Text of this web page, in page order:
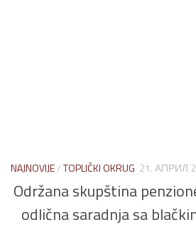
NAJNOVIJE/TOPLIČKI OKRUG 21. АПРИЛ
Održana skupština
odlična saradnja sa